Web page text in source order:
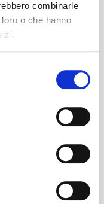
combinarle
o che hanno